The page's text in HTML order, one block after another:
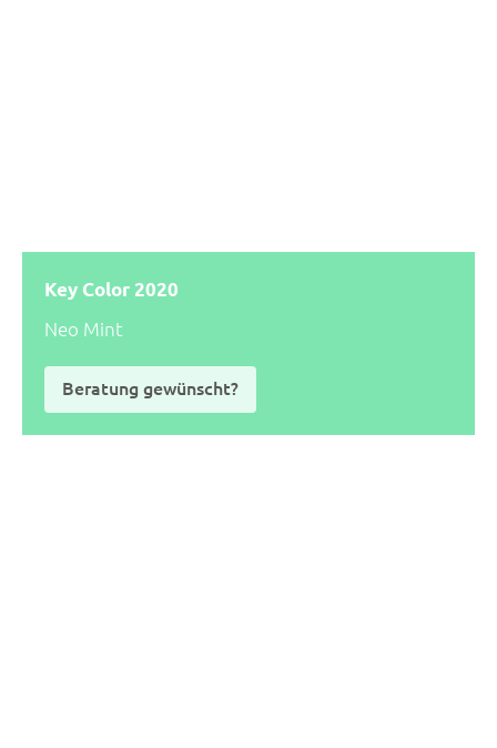
Key Color 2020
Neo Mint
Beratung gewünscht?